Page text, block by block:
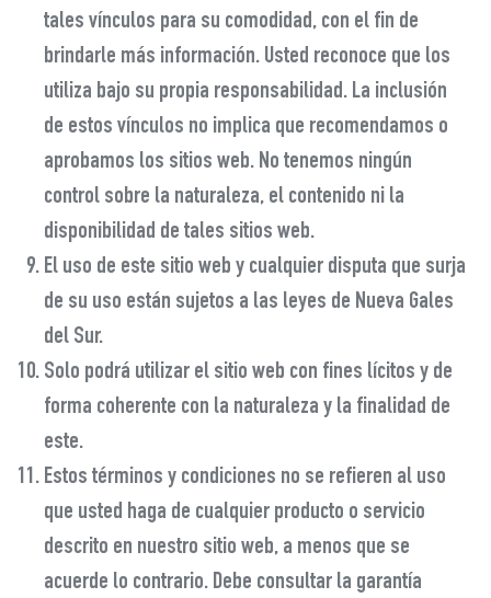
tales vínculos para su comodidad, con el fin de
brindarle más información. Usted reconoce que los
utiliza bajo su propia responsabilidad. La inclusión
de estos vínculos no implica que recomendamos o
aprobamos los sitios web. No tenemos ningún
control sobre la naturaleza, el contenido ni la
disponibilidad de tales sitios web.
El uso de este sitio web y cualquier disputa que surja
de su uso están sujetos a las leyes de Nueva Gales
del Sur.
Solo podrá utilizar el sitio web con fines lícitos y de
forma coherente con la naturaleza y la finalidad de
este.
Estos términos y condiciones no se refieren al uso
que usted haga de cualquier producto o servicio
descrito en nuestro sitio web, a menos que se
acuerde lo contrario. Debe consultar la garantía